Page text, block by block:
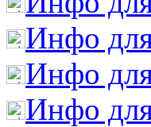
Инфо
Инфо
Инфо